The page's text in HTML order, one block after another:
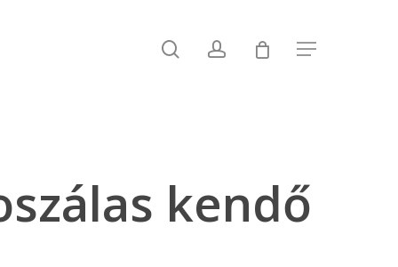
searchaccount Menu
kendő